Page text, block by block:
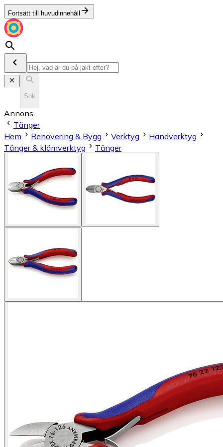
Fortsätt till huvudinnehåll
Sök
Annons
Tänger
Hem
Renovering & Bygg Verktyg
Handverktyg
Tänger & klämverktyg
Tänger